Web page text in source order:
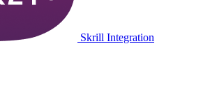
Skrill Integration